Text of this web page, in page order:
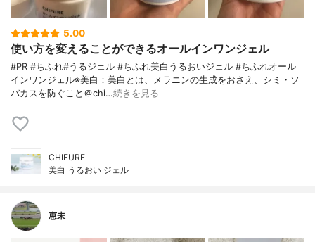
5.00
使い方を変えることができるオールインワンジェル
#PR #ちふれ#うるジェル #ちふれ美白うるおいジェル #ちふれオール
インワンジェル※美白：美白とは、メラニンの生成をおさえ、シミ・ソ
バカスを防ぐこと＠chi…続きを見る
CHIFURE
美白 うるおい ジェル
恵未